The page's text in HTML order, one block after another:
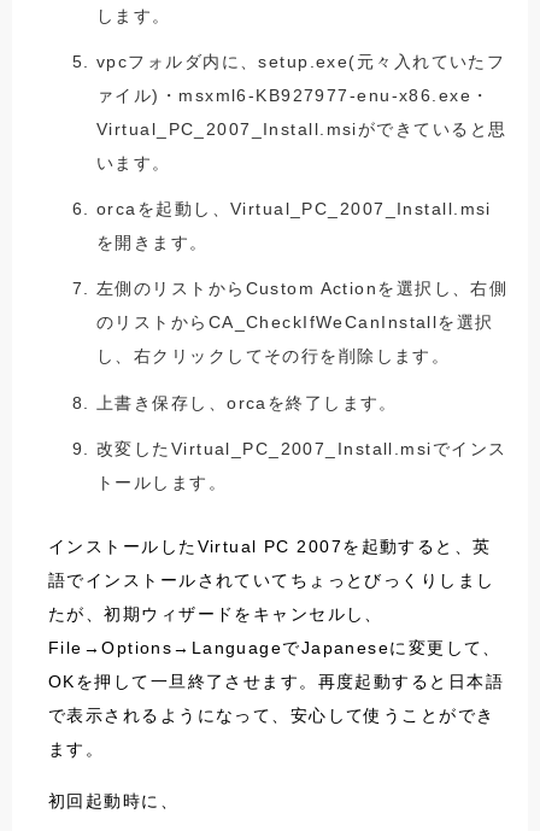
します。
vpcフォルダ内に、setup.exe(元々入れていたフ
ァイル)・msxml6-KB927977-enu-x86.exe・
Virtual_PC_2007_Install.msiができていると思
います。
orcaを起動し、Virtual_PC_2007_Install.msi
を開きます。
左側のリストからCustom Actionを選択し、右側
のリストからCA_CheckIfWeCanInstallを選択
し、右クリックしてその行を削除します。
上書き保存し、orcaを終了します。
改変したVirtual_PC_2007_Install.msiでインス
トールします。
インストールしたVirtual PC 2007を起動すると、英
語でインストールされていてちょっとびっくりしまし
たが、初期ウィザードをキャンセルし、
File→Options→LanguageでJapaneseに変更して、
OKを押して一旦終了させます。再度起動すると日本語
で表示されるようになって、安心して使うことができ
ます。
初回起動時に、